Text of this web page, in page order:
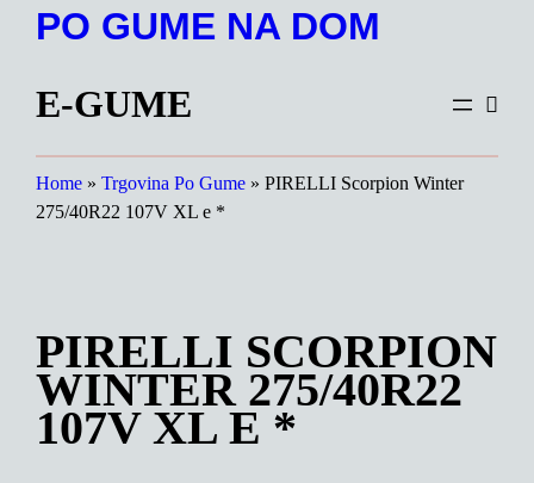
PreskočiPO GUME NA DOM
E-GUME
Home » Trgovina Po Gume » PIRELLI Scorpion Winter
275/40R22 107V XL e *
PIRELLI SCORPION
WINTER 275/40R22
107V XL E *